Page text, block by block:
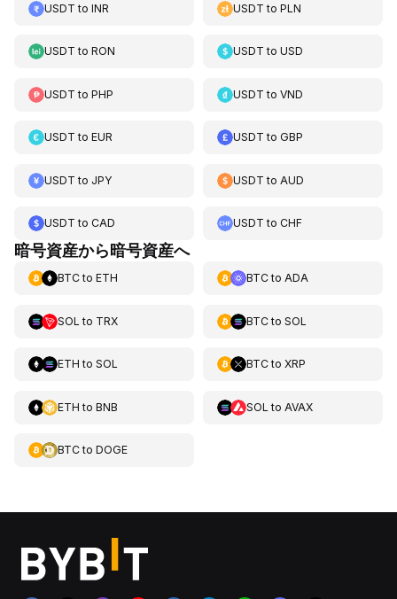
USDT to INR USDT toPLN
USDT to RON USDT toUSD
USDT to PHP USDT toVND
USDT to EUR USDT toGBP
USDT to JPY USDT to AUD
USDT to CAD USDT toCHF
暗号資産から暗号資産へ
BTCto ETH BTCto ADA
SOL to TRX BTCto SOL
ETH to SOL BTCto XRP
ETH to BNB SOL to AVAX
BTCto DOGE